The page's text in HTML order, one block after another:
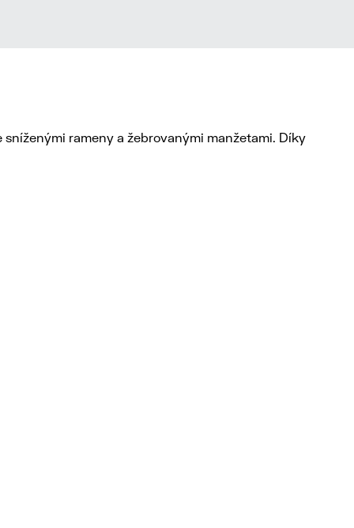
rameny a žebrovanými manžetami. Díky